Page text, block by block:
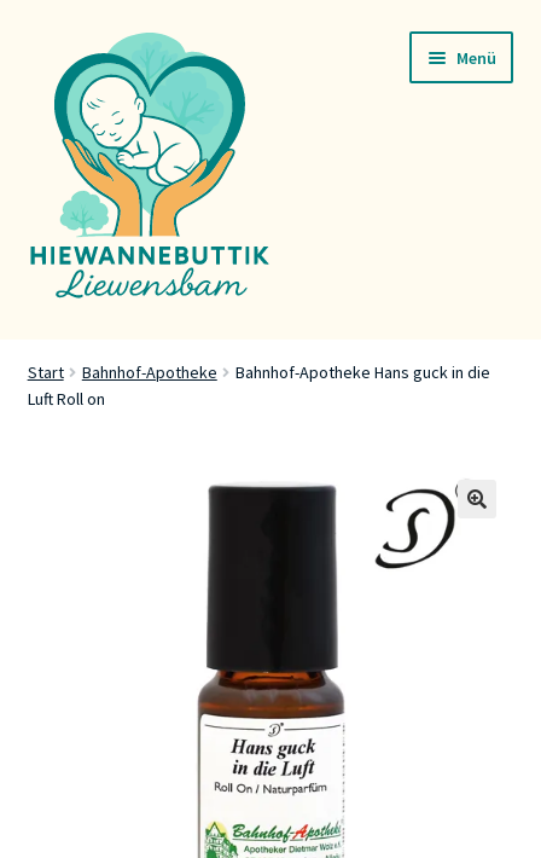
Navigation
springen
Inhalt
springen
Menü
Servicer
Start Bahnhof-Apotheke
Bahnhof-Apotheke Hans guck in die
Luft Roll on